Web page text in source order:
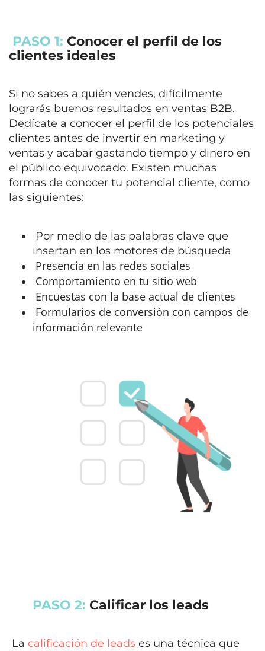
PASO 1: Conocer el perfil de los
clientes ideales
Si no sabes a quién vendes, difícilmente
lograrás buenos resultados en ventas B2B.
Dedícate a conocer el perfil de los potenciales
clientes antes de invertir en marketing y
ventas y acabar gastando tiempo y dinero en
el público equivocado. Existen muchas
formas de conocer tu potencial cliente, como
las siguientes:
Por medio de las palabras clave que
insertan en los motores de búsqueda
Presencia en las redes sociales
Comportamiento en tu sitio web
Encuestas con la base actual de clientes
Formularios de conversión con campos de
información relevante
PASO 2: Calificar los leads
La calificación de leads es una técnica que